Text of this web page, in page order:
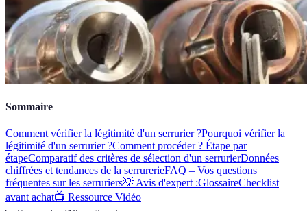
Sommaire
Comment vérifier la légitimité d'un serrurier ?Pourquoi vérifier la
légitimité d'un serrurier ?Comment procéder ? Étape par
étapeComparatif des critères de sélection d'un serrurierDonnées
chiffrées et tendances de la serrurerieFAQ – Vos questions
fréquentes sur les serruriers💡 Avis d'expert :GlossaireChecklist
avant achat📺 Ressource Vidéo